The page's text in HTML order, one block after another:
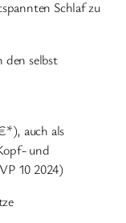
Schlaf zu
den selbst
auch als
und
10 2024)